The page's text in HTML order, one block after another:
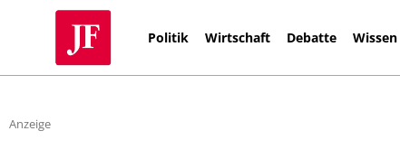
Politik Wirtschaft Debatte Wissen
Anzeige